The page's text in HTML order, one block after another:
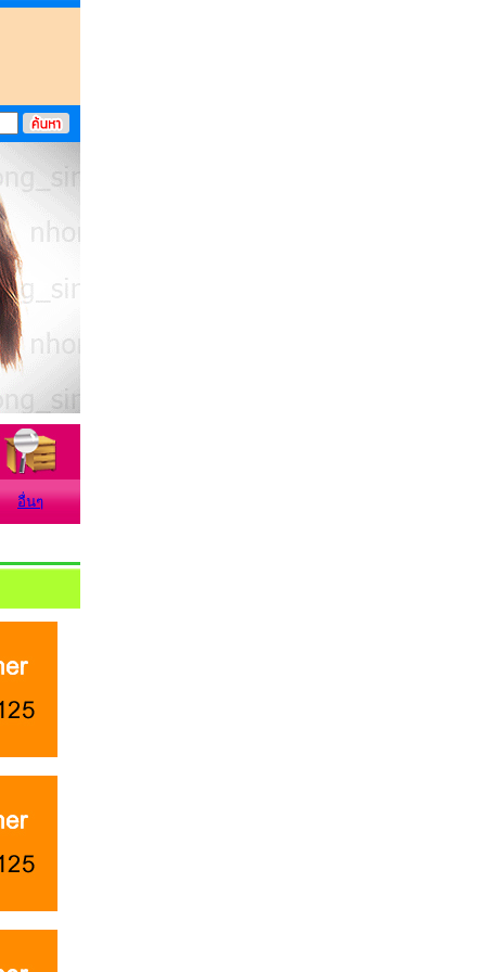
อื่นๆ